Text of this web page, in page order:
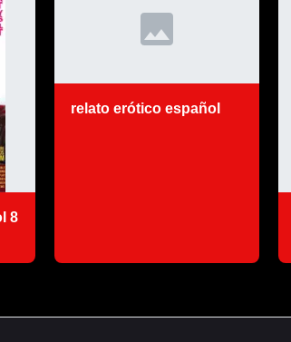
8
relato erótico español